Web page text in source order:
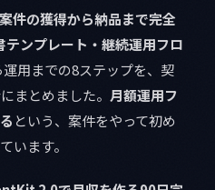
件の獲得から納品まで完全
ンプレート・継続運用フロ
用までの8ステップを、契
まとめました。 月額運用フ
という、案件をやって初め
います。